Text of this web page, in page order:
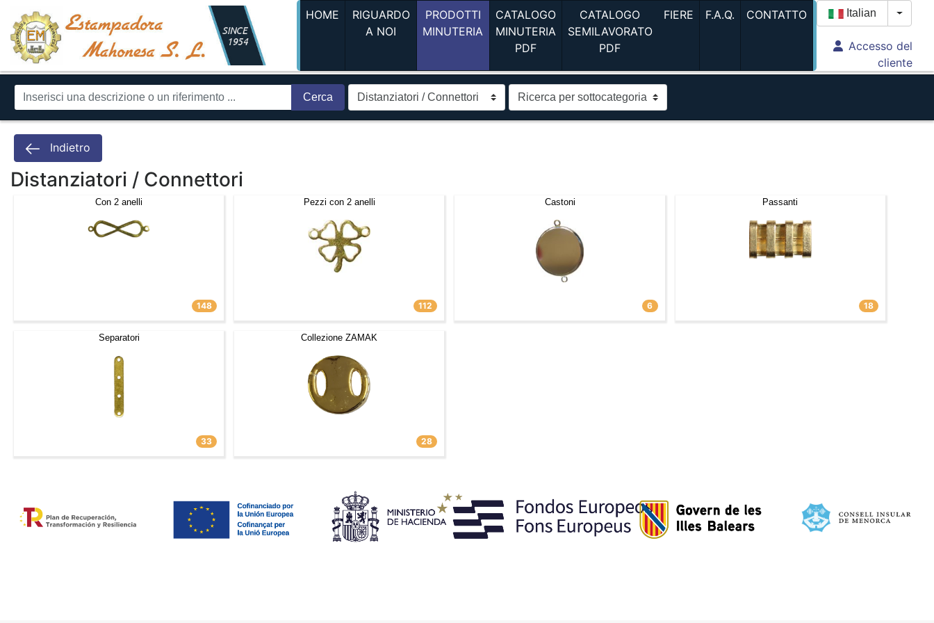
HOME(current)
RIGUARDO
A NOI (current)
PRODOTTI
MINUTERIA (current)
CATALOGO
MINUTERIA
PDF(current)
CATALOGO
SEMILAVORATO
PDF(current)
FIERE(current)
F.A.Q.(current)
CONTATTO(current)Italian Toggle
Accesso del
cliente
Cerca
Indietro
Distanziatori / Connettori
Con 2 anelli
148
Pezzi con 2 anelli
112
Castoni
6
Passanti
18
Separatori
33
Collezione ZAMAK
28